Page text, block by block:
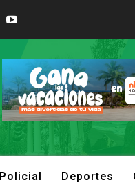
Policial Deportes